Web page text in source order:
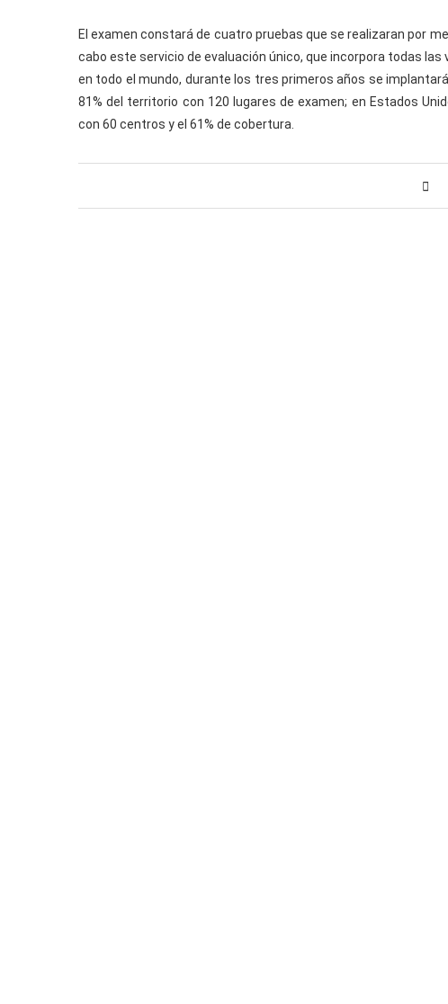
El examen constará de cuatro pruebas que se realizaran por
cabo este servicio de evaluación único, que incorpora todas
en todo el mundo, durante los tres primeros años se
81% del territorio con 120 lugares de examen; en Estados
con 60 centros y el 61% de cobertura.